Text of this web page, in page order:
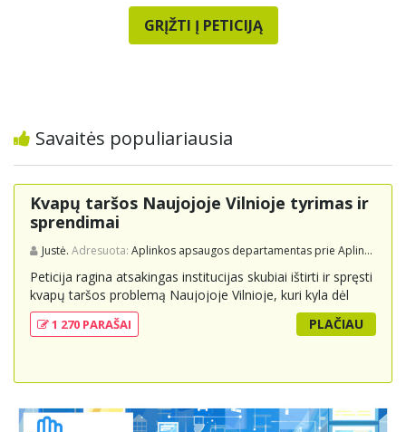
GRĮŽTI Į PETICIJĄ
Savaitės populiariausia
Kvapų taršos Naujojoje Vilnioje tyrimas ir
sprendimai
Justė. Adresuota: Aplinkos apsaugos departamentas prie Aplinkos ministerijos
Peticija ragina atsakingas institucijas skubiai ištirti ir spręsti
kvapų taršos problemą Naujojoje Vilnioje, kuri kyla dėl
buitinių atliekų sąvartyno Pramonės g. 141. Gyventojai
skundžiasi nuolatiniu stipriu atliekų kvapu, kuris neigiamai
mechanizmus ir imtis veiksmingų priemonių problemai
priimtus sprendimus ir planuojamus veiksmus.
1 270 PARAŠAI PLAČIAU